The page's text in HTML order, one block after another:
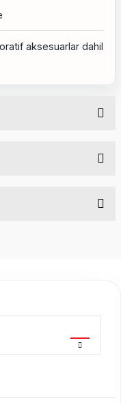
aksesuarlar dahil